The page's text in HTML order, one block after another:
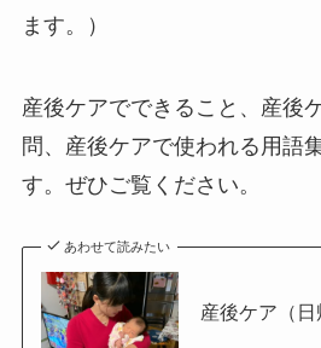
ます。）
産後ケアでできること、産後
問、産後ケアで使われる用語
す。ぜひご覧ください。
あわせて読みたい
産後ケア（日